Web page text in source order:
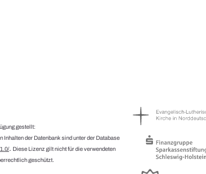
gestellt:
Inhalten der Datenbank sind unter der Database
. Diese Lizenz gilt nicht für die verwendeten
geschützt.